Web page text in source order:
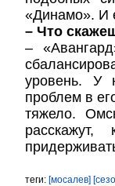
«Динамо». И
– Что
–
уровень. У
проблем в
тяжело.
теги: [мосалев]